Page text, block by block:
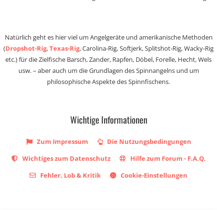
Natürlich geht es hier viel um Angelgeräte und amerikanische Methoden
(Dropshot-Rig,Texas-Rig, Carolina-Rig, Softjerk, Splitshot-Rig, Wacky-Rig
etc.) für die Zielfische Barsch, Zander, Rapfen, Döbel, Forelle, Hecht, Wels
usw. – aber auch um die Grundlagen des Spinnangelns und um
philosophische Aspekte des Spinnfischens.
Wichtige Informationen
Zum Impressum
Die Nutzungsbedingungen
Wichtiges zum Datenschutz
Hilfe zum Forum - F.A.Q.
Fehler, Lob & Kritik
Cookie-Einstellungen